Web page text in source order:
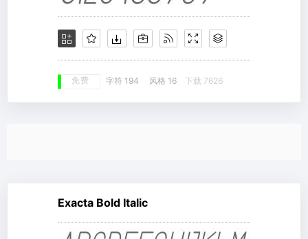
免费 字符 194 风格 16 下载 7626
Exacta Bold Italic